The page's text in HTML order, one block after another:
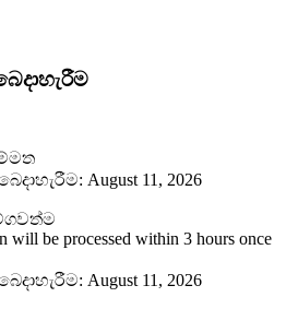
August 11, 2026
will be processed within 3 hours once
August 11, 2026